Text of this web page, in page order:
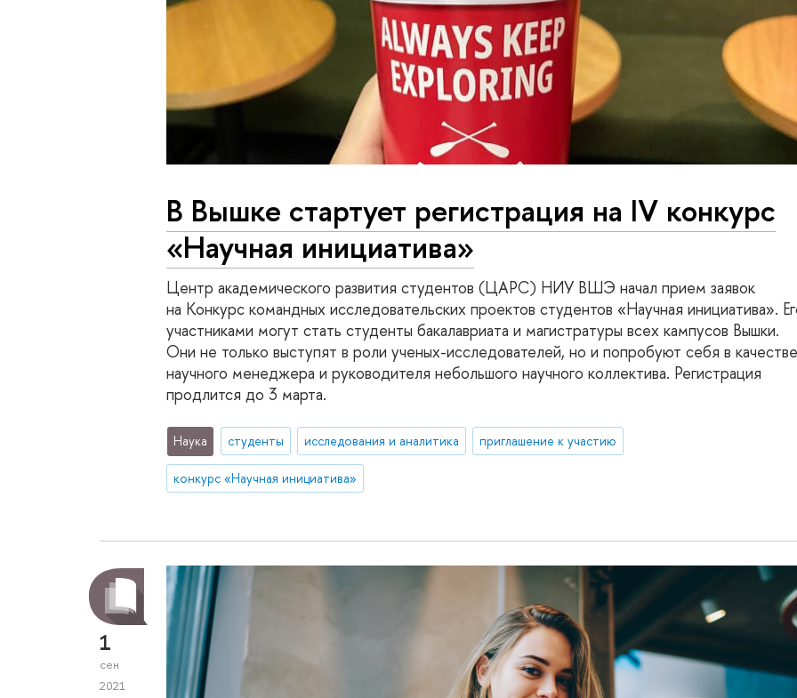
В Вышке стартует регистрация на IV конкурс
«Научная инициатива»
Центр академического развития студентов (ЦАРС) НИУ ВШЭ начал прием заявок
на Конкурс командных исследовательских проектов студентов «Научная инициатива».
участниками могут стать студенты бакалавриата и магистратуры всех кампусов Вышки.
Они не только выступят в роли ученых-исследователей, но и попробуют себя в качестве
научного менеджера и руководителя небольшого научного коллектива. Регистрация
продлится до 3 марта.
Наука студенты исследования и аналитика приглашение к участию
конкурс «Научная инициатива»
1
сен
2021